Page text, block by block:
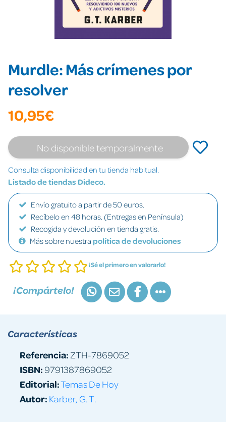
Murdle: Más crímenes por
resolver
10,95€
No disponible temporalmente
Consulta disponibilidad en tu tienda habitual.
Listado de tiendas Dideco.
Envío gratuito a partir de 50 euros.
Recíbelo en 48 horas. (Entregas en Península)
Recogida y devolución en tienda gratis.
Más sobre nuestra política de devoluciones
¡Sé el primero en valorarlo!
¡Compártelo!
Características
Referencia: ZTH-7869052
ISBN:9791387869052
Editorial:Temas De Hoy
Autor: Karber, G. T.